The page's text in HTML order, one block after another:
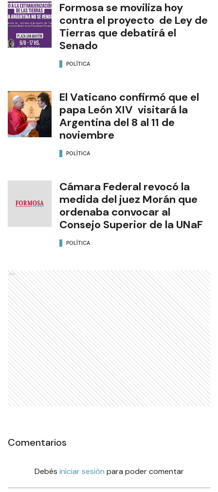
Formosa se moviliza hoy
contra el proyecto de Ley de
Tierras que debatirá el
Senado
POLÍTICA
El Vaticano confirmó que el
papa León XIV visitará la
Argentina del 8 al 11 de
noviembre
POLÍTICA
Cámara Federal revocó la
medida del juez Morán que
ordenaba convocar al
Consejo Superior de la UNaF
POLÍTICA
Ads
Comentarios
Debés iniciar sesión para poder comentar